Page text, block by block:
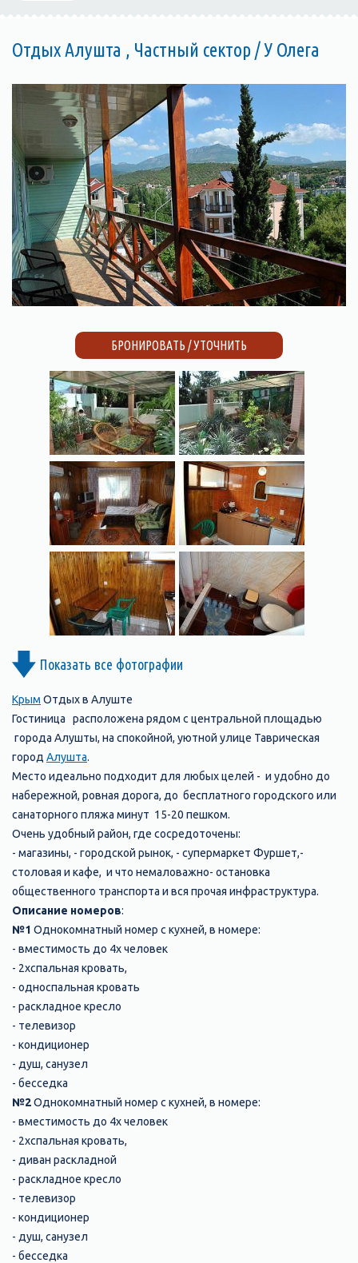
Отдых Алушта , Частный сектор / У Олега
БРОНИРОВАТЬ / УТОЧНИТЬ
Показать все фотографии
Крым Отдых в Алуште
Гостиница расположена рядом с центральной площадью
города Алушты, на спокойной, уютной улице Таврическая
город Алушта.
Место идеально подходит для любых целей - и удобно до
набережной, ровная дорога, до бесплатного городского или
санаторного пляжа минут 15-20 пешком.
Очень удобный район, где сосредоточены:
- магазины, - городской рынок, - супермаркет Фуршет,-
столовая и кафе, и что немаловажно- остановка
общественного транспорта и вся прочая инфраструктура.
Описание номеров:
№1 Однокомнатный номер с кухней, в номере:
- вместимость до 4х человек
- 2хспальная кровать,
- односпальная кровать
- раскладное кресло
- телевизор
- кондиционер
- душ, санузел
- бесседка
№2Однокомнатный номер с кухней, в номере:
- вместимость до 4х человек
- 2хспальная кровать,
- диван раскладной
- раскладное кресло
- телевизор
- кондиционер
- душ, санузел
- бесседка